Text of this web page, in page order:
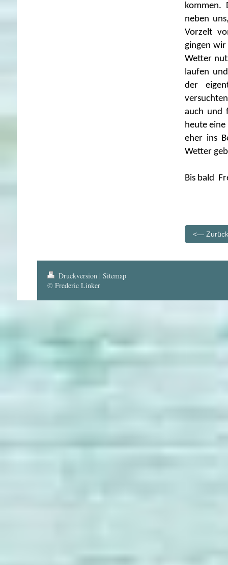
kommen.
neben
Vorzelt
gingen wir
Wetter
laufen
der
auch und
heute
eher ins
Wetter
Bis
<—
Druckversion | Sitemap
© Frederic Linker